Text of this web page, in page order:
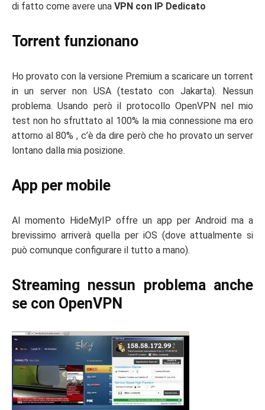
di fatto come avere una VPN con IP Dedicato
Torrent funzionano
Ho provato con la versione Premium a scaricare un torrent
in un server non USA (testato con Jakarta). Nessun
problema. Usando però il protocollo OpenVPN nel mio
test non ho sfruttato al 100% la mia connessione ma ero
attorno al 80% , c’è da dire però che ho provato un server
lontano dalla mia posizione.
App per mobile
Al momento HideMyIP offre un app per Android ma a
brevissimo arriverà quella per iOS (dove attualmente si
può comunque configurare il tutto a mano).
Streaming nessun problema anche
se con OpenVPN